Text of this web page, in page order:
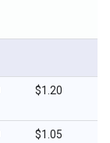
$1.20
$1.05